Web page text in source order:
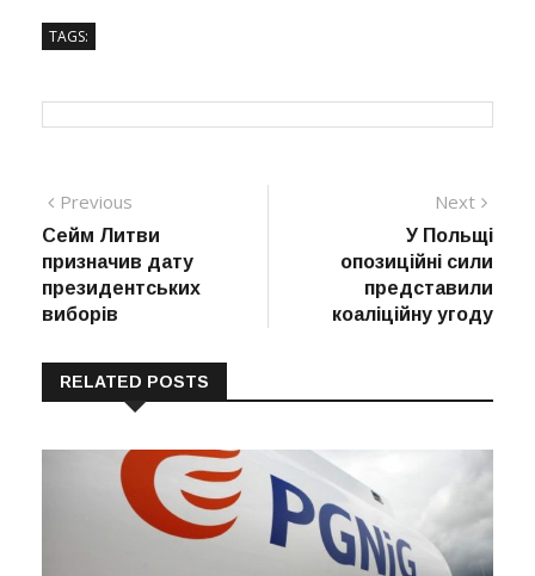
TAGS:
Навігація
записів
Previous
post:
Сейм Литви
призначив дату
президентських
виборів
Next
post:
У Польщі
опозиційні сили
представили
коаліційну угоду
RELATED POSTS